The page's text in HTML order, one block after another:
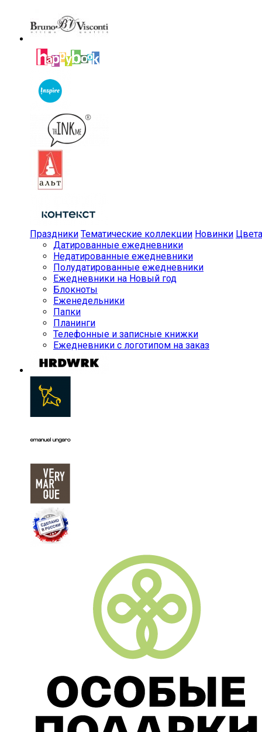
Праздники Тематические коллекции Новинки Цвета
Датированные ежедневники
Недатированные ежедневники
Полудатированные ежедневники
Ежедневники на Новый год
Блокноты
Еженедельники
Папки
Планинги
Телефонные и записные книжки
Ежедневники с логотипом на заказ